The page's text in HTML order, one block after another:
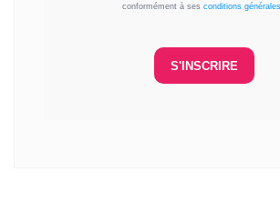
conformément à ses conditions
S'INSCRIRE